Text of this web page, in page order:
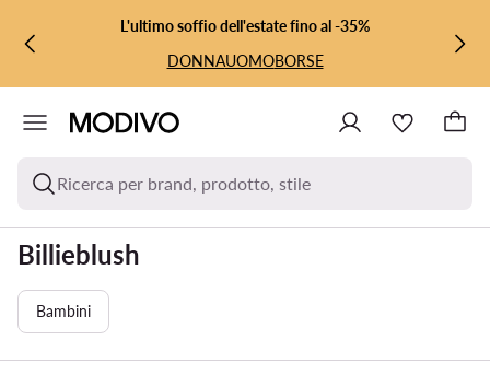
VAI AL CONTENUTO PRINCIPALE
VAI ALLA RICERCAL'ultimo soffio dell'estate fino al -35%
DONNAUOMOBORSE
Ricerca per brand, prodotto, stile
Billieblush
Bambini